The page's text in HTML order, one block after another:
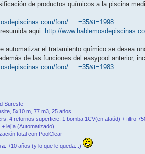
de productos químicos a la piscina
foro/ ... =35&t=1998
aqui: http://
automatizar el tratamiento químico se desea
de las funciones del easypool anterior,
foro/ ... =35&t=1983
Sureste
5x10 m, 77 m3, 25 años
4 retornos superficie, 1 bomba 1CV(en ataúd) + filtro
+ lejía (Automatizado)
total con PoolClear
: +10 años (y lo que le queda...)